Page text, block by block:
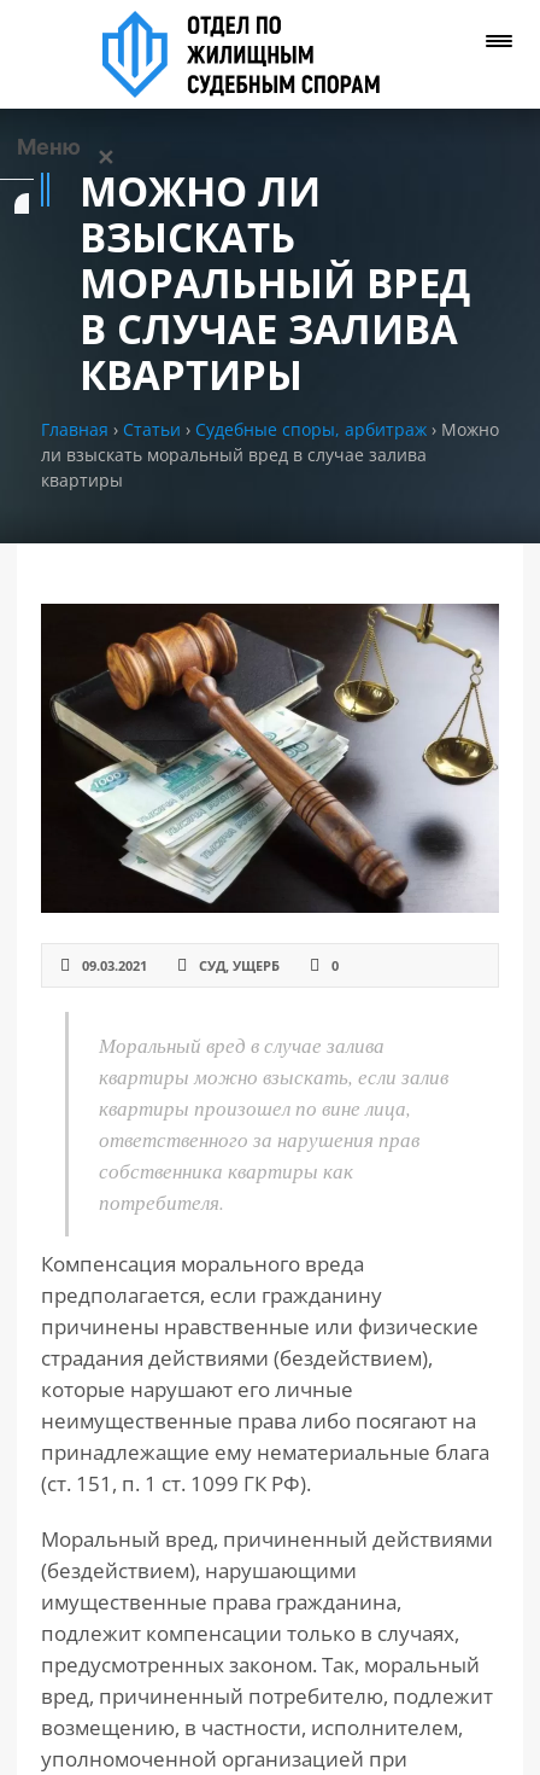
Меню ✕
Задать вопрос
(WhatsApp)
МОЖНО ЛИ
ВЗЫСКАТЬ
МОРАЛЬНЫЙ ВРЕД
В СЛУЧАЕ ЗАЛИВА
КВАРТИРЫ
Главная › Статьи › Судебные споры, арбитраж › Можно
ли взыскать моральный вред в случае залива
квартиры
09.03.2021 СУД, УЩЕРБ 0
Моральный вред в случае залива
квартиры можно взыскать, если залив
квартиры произошел по вине лица,
ответственного за нарушения прав
собственника квартиры как
потребителя.
Компенсация морального вреда
предполагается, если гражданину
причинены нравственные или физические
страдания действиями (бездействием),
которые нарушают его личные
неимущественные права либо посягают на
принадлежащие ему нематериальные блага
(ст. 151, п. 1 ст. 1099 ГК РФ).
Моральный вред, причиненный действиями
(бездействием), нарушающими
имущественные права гражданина,
подлежит компенсации только в случаях,
предусмотренных законом. Так, моральный
вред, причиненный потребителю, подлежит
возмещению, в частности, исполнителем,
уполномоченной организацией при